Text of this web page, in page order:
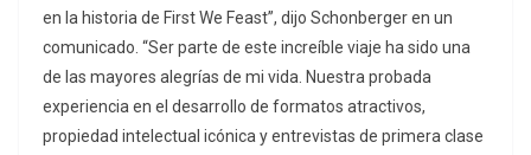
en la historia de First We Feast”, dijo Schonberger en un
comunicado. “Ser parte de este increíble viaje ha sido una
de las mayores alegrías de mi vida. Nuestra probada
experiencia en el desarrollo de formatos atractivos,
propiedad intelectual icónica y entrevistas de primera clase